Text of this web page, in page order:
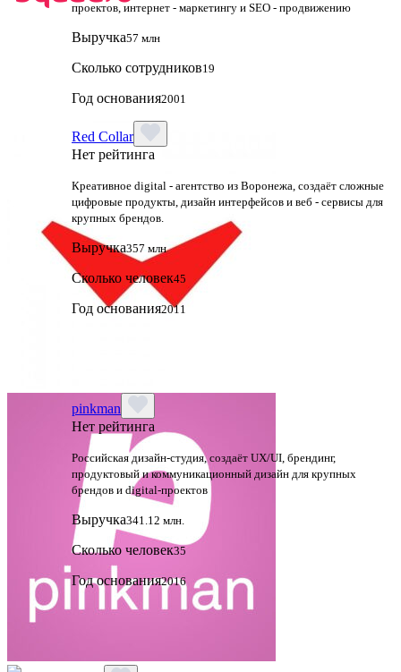
проектов, интернет - маркетингу и SEO - продвижению
Выручка57 млн
Сколько сотрудников19
Год основания2001
Red Collar
Нет рейтинга
Креативное digital - агентство из Воронежа, создаёт сложные
цифровые продукты, дизайн интерфейсов и веб - сервисы для
крупных брендов.
Выручка357 млн
Сколько человек45
Год основания2011
pinkman
Нет рейтинга
Российская дизайн‑студия, создаёт UX/UI, брендинг,
продуктовый и коммуникационный дизайн для крупных
брендов и digital‑проектов
Выручка341.12 млн.
Сколько человек35
Год основания2016